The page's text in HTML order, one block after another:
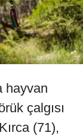
hayvan
çalgısı
(71),